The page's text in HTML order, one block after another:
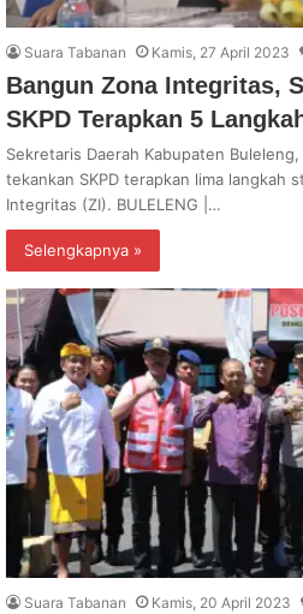
Suara Tabanan Kamis, 27 April 2023
Bangun Zona Integritas,
SKPD Terapkan 5
Sekretaris Daerah Kabupaten
tekankan SKPD terapkan lima langkah
Integritas (ZI). BULELENG |…
Selengkapnya »
Suara Tabanan Kamis, 20 April 2023